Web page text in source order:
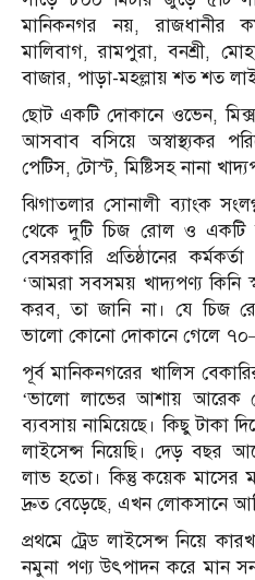
মানিকনগর নয়, রাজধানীর
মালিবাগ, রামপুরা, বনশ্রী,
বাজার, পাড়া-মহল্লায় শত শত
ছোট একটি দোকানে ওভেন,
আসবাব বসিয়ে অস্বাস্থ্যকর
পেটিস, টোস্ট, মিষ্টিসহ নানা
ঝিগাতলার সোনালী ব্যাংক
থেকে দুটি চিজ রোল ও একটি
বেসরকারি প্রতিষ্ঠানের
‘আমরা সবসময় খাদ্যপণ্য কিনি
করব, তা জানি না। যে চিজ
ভালো কোনো দোকানে গেলে
পূর্ব মানিকনগরের খালিস
‘ভালো লাভের আশায় আরেক
ব্যবসায় নামিয়েছে। কিছু টাকা
লাইসেন্স নিয়েছি। দেড় বছর
লাভ হতো। কিন্তু কয়েক মাসের
দ্রুত বেড়েছে, এখন লোকসানে
প্রথমে ট্রেড লাইসেন্স নিয়ে
নমুনা পণ্য উৎপাদন করে মান